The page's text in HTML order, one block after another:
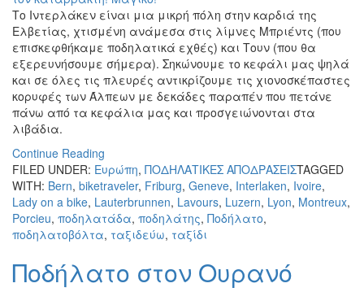
Το Ιντερλάκεν είναι μια μικρή πόλη στην καρδιά της
Ελβετίας, χτισμένη ανάμεσα στις λίμνες Μπριέντς (που
επισκεφθήκαμε ποδηλατικά εχθές) και Τουν (που θα
εξερευνήσουμε σήμερα). Σηκώνουμε το κεφάλι μας ψηλά
και σε όλες τις πλευρές αντικρίζουμε τις χιονοσκέπαστες
κορυφές των Άλπεων με δεκάδες παραπέν που πετάνε
πάνω από τα κεφάλια μας και προσγειώνονται στα
λιβάδια.
Continue Reading
FILED UNDER: Ευρώπη, ΠΟΔΗΛΑΤΙΚΕΣ ΑΠΟΔΡΑΣΕΙΣTAGGED
WITH: Bern, biketraveler, Friburg, Geneve, Interlaken, Ivoire,
Lady on a bike, Lauterbrunnen, Lavours, Luzern, Lyon, Montreux,
Porcieu, ποδηλατάδα, ποδηλάτης, Ποδήλατο,
ποδηλατοβόλτα, ταξιδεύω, ταξίδι
Ποδήλατο στον Ουρανό